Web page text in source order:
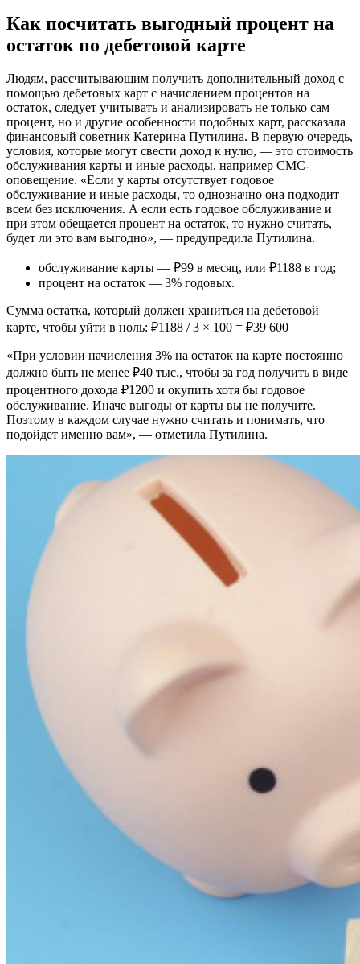
Как посчитать выгодный процент на
остаток по дебетовой карте
Людям, рассчитывающим получить дополнительный доход с
помощью дебетовых карт с начислением процентов на
остаток, следует учитывать и анализировать не только сам
процент, но и другие особенности подобных карт, рассказала
финансовый советник Катерина Путилина. В первую очередь,
условия, которые могут свести доход к нулю, — это стоимость
обслуживания карты и иные расходы, например СМС-
оповещение. «Если у карты отсутствует годовое
обслуживание и иные расходы, то однозначно она подходит
всем без исключения. А если есть годовое обслуживание и
при этом обещается процент на остаток, то нужно считать,
будет ли это вам выгодно», — предупредила Путилина.
обслуживание карты — ₽99 в месяц, или ₽1188 в год;
процент на остаток — 3% годовых.
Сумма остатка, который должен храниться на дебетовой
карте, чтобы уйти в ноль: ₽1188 / 3 × 100 = ₽39 600
«При условии начисления 3% на остаток на карте постоянно
должно быть не менее ₽40 тыс., чтобы за год получить в виде
процентного дохода ₽1200 и окупить хотя бы годовое
обслуживание. Иначе выгоды от карты вы не получите.
Поэтому в каждом случае нужно считать и понимать, что
подойдет именно вам», — отметила Путилина.